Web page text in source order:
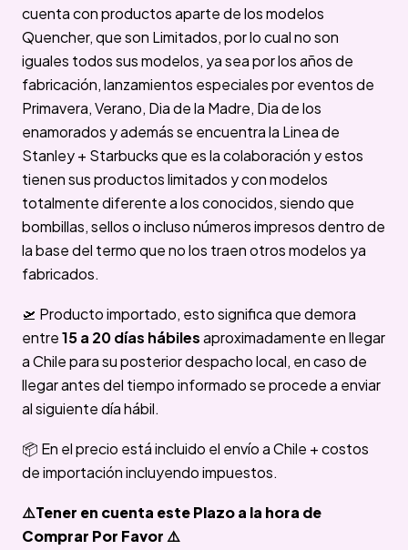
cuenta con productos aparte de los modelos
Quencher, que son Limitados, por lo cual no son
iguales todos sus modelos, ya sea por los años de
fabricación, lanzamientos especiales por eventos de
Primavera, Verano, Dia de la Madre, Dia de los
enamorados y además se encuentra la Linea de
Stanley + Starbucks que es la colaboración y estos
tienen sus productos limitados y con modelos
totalmente diferente a los conocidos, siendo que
bombillas, sellos o incluso números impresos dentro de
la base del termo que no los traen otros modelos ya
fabricados.
🛫 Producto importado, esto significa que demora
entre15 a 20 días hábilesaproximadamente en llegar
a Chile para su posterior despacho local, en caso de
llegar antes del tiempo informado se procede a enviar
al siguiente día hábil.
📦 En el precio está incluido el envío a Chile + costos
de importación incluyendo impuestos.
⚠️Tener en cuenta este Plazo a la hora de
Comprar Por Favor ⚠️